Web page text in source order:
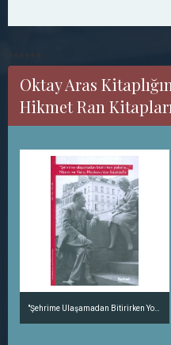
Oktay Aras
Hikmet Ran